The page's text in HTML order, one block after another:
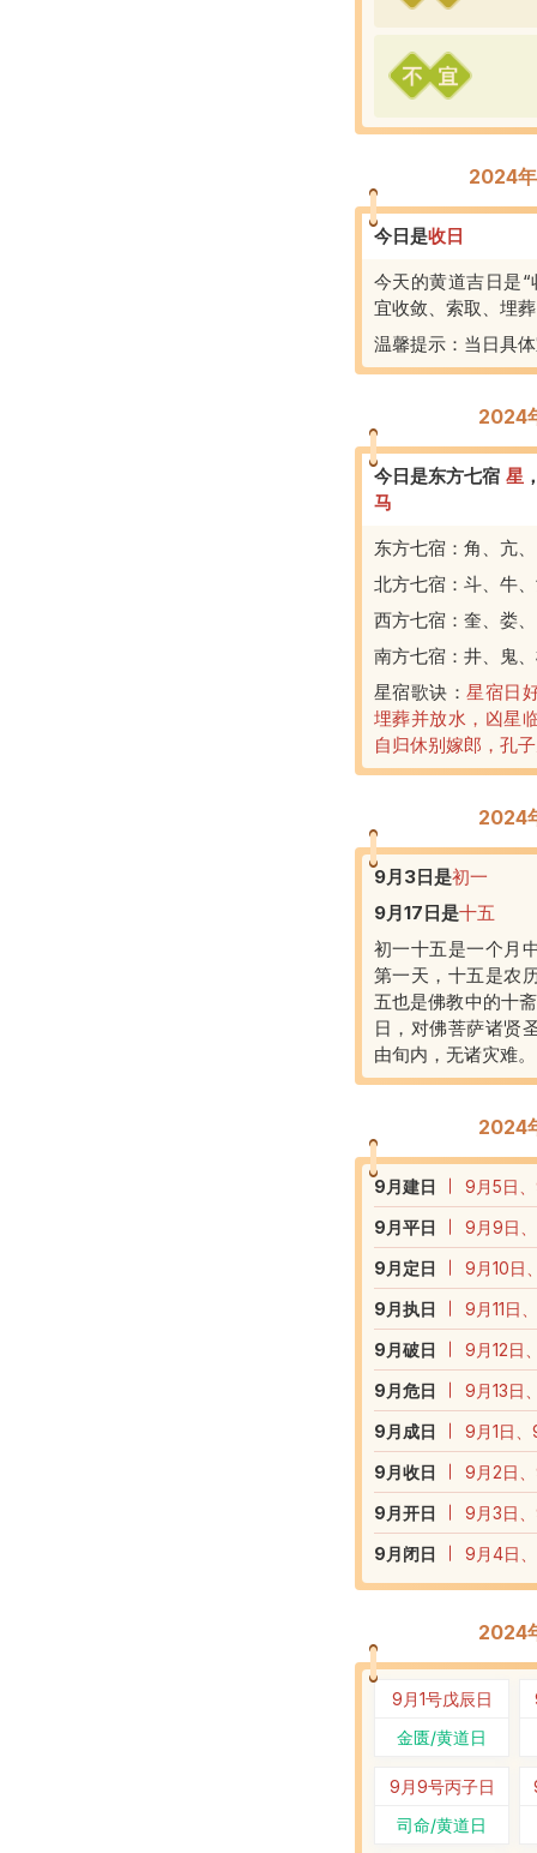
2024
今日是收 日
今天的黄道吉日是
宜收敛、索取、埋
温馨提示：当日具
2024
今日是东方七宿 星
马
东方七宿：角、亢
北方七宿：斗、牛
西方七宿：奎、娄
南方七宿：井、鬼
星宿歌诀：星宿日
埋葬并放水，凶星
自归休别嫁郎，孔
2024
9月3日是初一
9月17日是十五
初一十五是一个月
第一天，十五是农
五也是佛教中的十
日，对佛菩萨诸贤
由旬内，无诸灾难
2024
9 月建日
9月5日
9 月平日
9月9日
9 月定日
9月10日
9 月执日
9月11日
9 月破日
9月12日
9 月危日
9月13日
9 月成日
9月1日
9 月收日
9月2日
9 月开日
9月3日
9 月闭日 9月4日
2024
9月1号戊辰日
金匮/黄道日
9月9号丙子日
司命/黄道日